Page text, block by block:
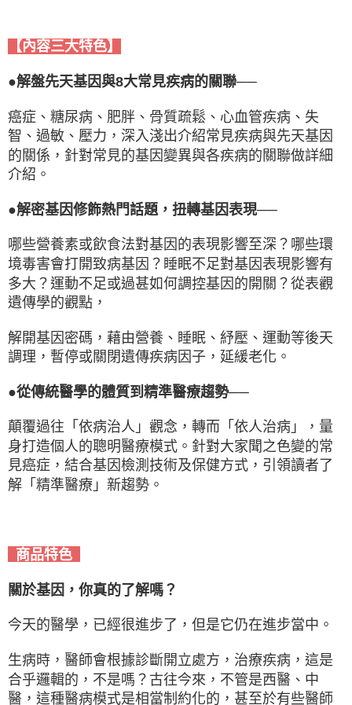
【內容三大特色】
●解盤先天基因與8大常見疾病的關聯──
癌症、糖尿病、肥胖、骨質疏鬆、心血管疾病、失
智、過敏、壓力，深入淺出介紹常見疾病與先天基因
的關係，針對常見的基因變異與各疾病的關聯做詳細
介紹。
●解密基因修飾熱門話題，扭轉基因表現──
哪些營養素或飲食法對基因的表現影響至深？哪些環
境毒害會打開致病基因？睡眠不足對基因表現影響有
多大？運動不足或過甚如何調控基因的開關？從表觀
遺傳學的觀點，
解開基因密碼，藉由營養、睡眠、紓壓、運動等後天
調理，暫停或關閉遺傳疾病因子，延緩老化。
●從傳統醫學的體質到精準醫療趨勢──
顛覆過往「依病治人」觀念，轉而「依人治病」，量
身打造個人的聰明醫療模式。針對大家聞之色變的常
見癌症，結合基因檢測技術及保健方式，引領讀者了
解「精準醫療」新趨勢。
商品特色
關於基因，你真的了解嗎？
今天的醫學，已經很進步了，但是它仍在進步當中。
生病時，醫師會根據診斷開立處方，治療疾病，這是
合乎邏輯的，不是嗎？古往今來，不管是西醫、中
醫，這種醫病模式是相當制約化的，甚至於有些醫師